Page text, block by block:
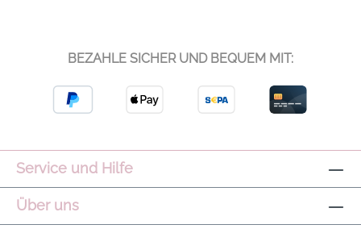
BEZAHLE SICHER UND BEQUEM MIT:
Service und Hilfe
Über uns